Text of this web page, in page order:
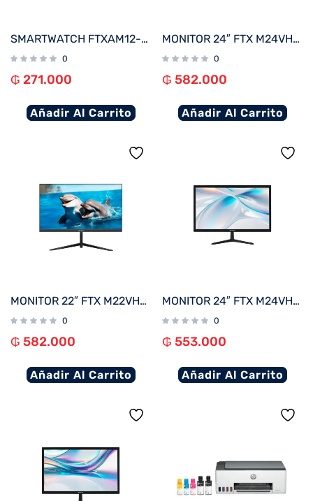
SMARTWATCH FTXAM12-RGP 49MM ROSE GOLD/ROSA ANDROID/IOS/BT/FREC. CARD
0
₲ 271.000
Añadir Al Carrito
MONITOR 24″ FTX M24VHDFML FHD VGA/HDMI/75HZ/1MS/VA/BIVOLT BORDE INFINITO
0
₲ 582.000
Añadir Al Carrito
MONITOR 22″ FTX M22VHDFML FHD VGA/HDMI/75HZ/1MS/VA/BIVOLT BORDE INFINITO
0
₲ 582.000
Añadir Al Carrito
MONITOR 24″ FTX M24VHDB FHD VGA/HDMI/75HZ/5MS/BIVOLT C/BISEL
0
₲ 553.000
Añadir Al Carrito